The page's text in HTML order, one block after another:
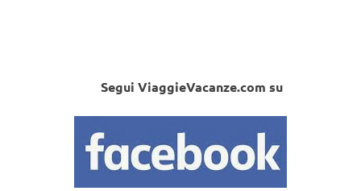
Segui ViaggieVacanze.com su